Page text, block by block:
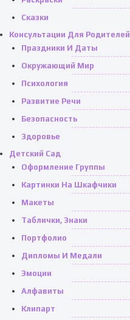
Сказки
Консультации Для Родителей
Праздники И Даты
Окружающий Мир
Психология
Развитие Речи
Безопасность
Здоровье
Детский Сад
Оформление Группы
Картинки На Шкафчики
Макеты
Таблички, Знаки
Портфолио
Дипломы И Медали
Эмоции
Алфавиты
Клипарт